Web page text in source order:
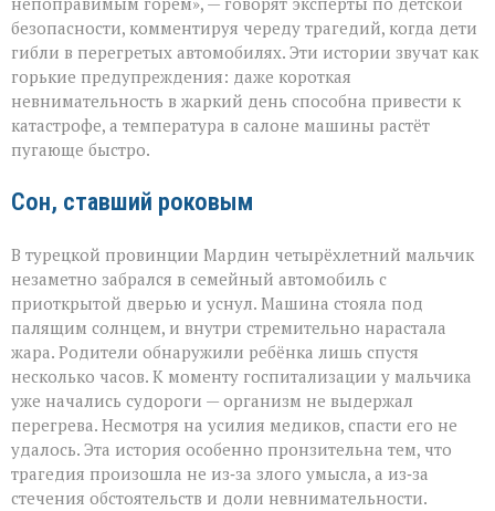
невнимательности:
трагедии
в
раскалённых
машинах»
безопасности, комментируя череду трагедий, когда дети
гибли в перегретых автомобилях. Эти истории звучат как
горькие предупреждения: даже короткая
невнимательность в жаркий день способна привести к
катастрофе, а температура в салоне машины растёт
пугающе быстро.
Сон, ставший роковым
В турецкой провинции Мардин четырёхлетний мальчик
незаметно забрался в семейный автомобиль с
приоткрытой дверью и уснул. Машина стояла под
палящим солнцем, и внутри стремительно нарастала
жара. Родители обнаружили ребёнка лишь спустя
несколько часов. К моменту госпитализации у мальчика
уже начались судороги — организм не выдержал
перегрева. Несмотря на усилия медиков, спасти его не
удалось. Эта история особенно пронзительна тем, что
трагедия произошла не из‑за злого умысла, а из‑за
стечения обстоятельств и доли невнимательности.